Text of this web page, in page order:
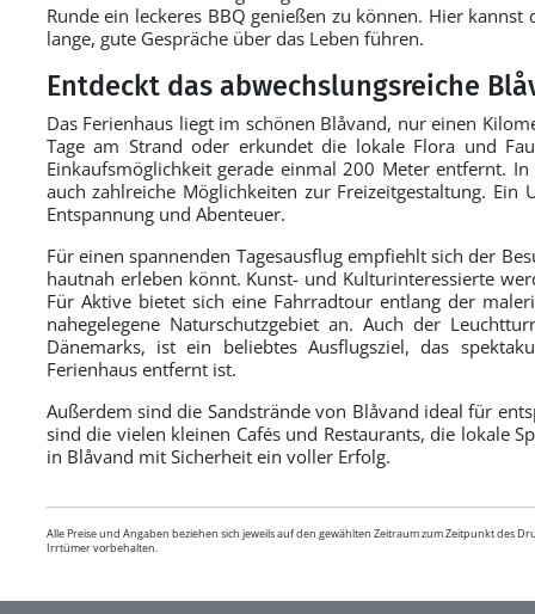
Runde ein leckeres BBQ genießen zu können. Hier
lange, gute Gespräche über das Leben führen.
Entdeckt das abwechslungsreiche
Das Ferienhaus liegt im schönen Blåvand, nur einen
Tage am Strand oder erkundet die lokale Flora und
Einkaufsmöglichkeit gerade einmal 200 Meter entfernt.
auch zahlreiche Möglichkeiten zur Freizeitgestaltung.
Entspannung und Abenteuer.
Für einen spannenden Tagesausflug empfiehlt sich der
hautnah erleben könnt. Kunst- und Kulturinteressierte
Für Aktive bietet sich eine Fahrradtour entlang der
nahegelegene Naturschutzgebiet an. Auch der
Dänemarks, ist ein beliebtes Ausflugsziel, das
Ferienhaus entfernt ist.
Außerdem sind die Sandstrände von Blåvand ideal für
sind die vielen kleinen Cafés und Restaurants, die lokale
in Blåvand mit Sicherheit ein voller Erfolg.
Alle Preise und Angaben beziehen sich jeweils auf den gewählten Zeitraum zum Zeitpunkt des
Irrtümer vorbehalten.